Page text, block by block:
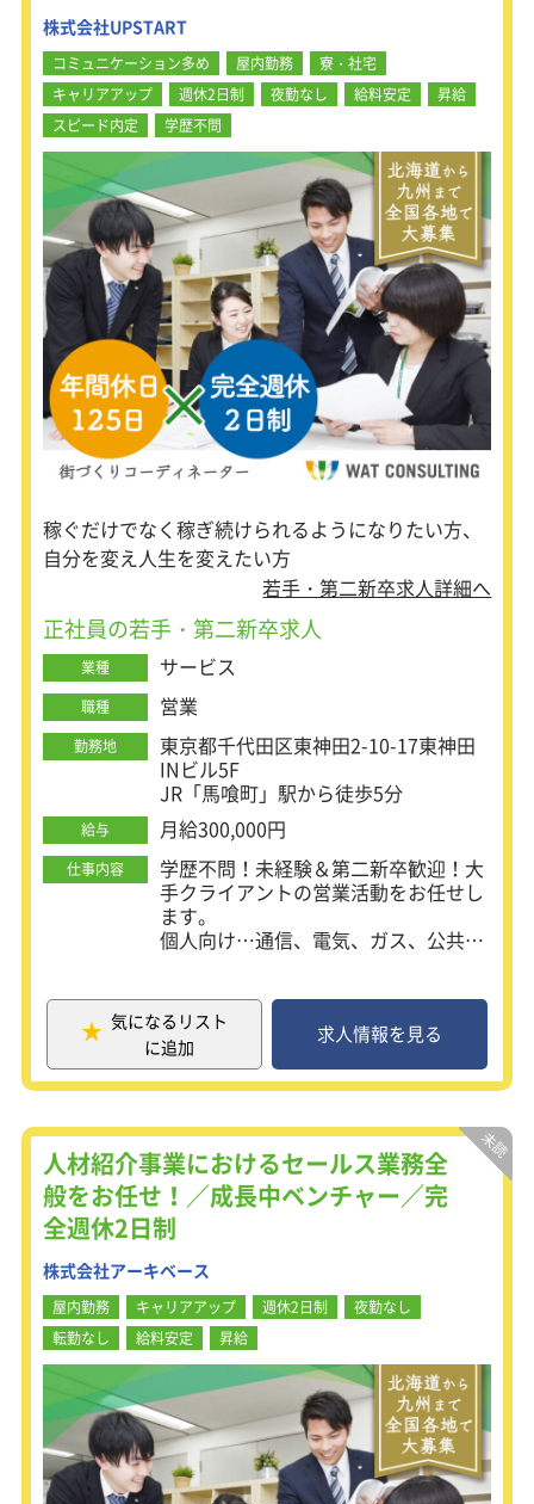
り、解約率は1％と評価も高いのが特
徴です！
～こんな自社サービスも担当頂けます
～
・新卒紹介 ベンチャー・中小企業向
けに新卒学生を紹介。内定承諾率は業
界トップクラスです。
・DYM就職 既卒者・第二新卒の求職
者の採用をサポート。
・DYMテック フリーランスの技術者
紹介に特化したサービスです。
・エグゼパート ベンチャー・中小企
業向けにハイスペック人材やシニア層
を紹介。
・研修制度の設計・運営・レポーティ
ング 組織改善を目的とした研修制度
の設計構築を担当。
・求人広告営業
indeedによる求人広告の営業です。株
indeed広告代理店の中でSilver
Partnersに就任。
2021年1月には世界トップクラスの期
間で最高ランクGold Partnersに昇格
しました。2022年には業界1位を目指
しています。
株式会社UPSTART
コミュニケーション多め 屋内勤務
寮・社宅
キャリアアップ
週休2日制 夜勤なし 給料安定
昇給
スピード内定
学歴不問
稼ぐだけでなく稼ぎ続けられるようになりたい方、
自分を変え人生を変えたい方
若手・第二新卒求人詳細へ
正社員の若手・第二新卒求人
業種 サービス
職種 営業
勤務地
東京都千代田区東神田2-10-17東神田
INビル5F
JR「馬喰町」駅から徒歩5分
給与 月給300,000円
仕事内容
学歴不問！未経験＆第二新卒歓迎！大
手クライアントの営業活動をお任せし
ます。
個人向け…通信、電気、ガス、公共関
バリーサービス等
扱っている商材についてご理解をいた
だくために、個人や法人のお客様に対
ても『商品を売り込む』と言うより
は、お客様のご質問や不安な点に対し
てお答えしていく『説明をすること』
がメインです。初めは慣れない営業ト
ークも、専属の研修担当がしっかりと
2週間の研修を行い、まずは先輩社員
に同行して、実際の営業現場を学びま
す。一人立ちしてからも必ずリーダー
の先輩がつくので、日々わからないこ
となどは報連相をして、毎日振り返り
を行いながらスキルアップを目指しま
す！ご対面するお客様は、一人暮らし
の学生さんや一般的なご家族、年配の
ご夫婦など幅広いため、それぞれの方
にしっかりと耳を傾けることが重要で
す。
気になるリスト
に追加
求人情報を見る
人材紹介事業におけるセールス業務全
般をお任せ！／成長中ベンチャー／完
全週休2日制
株式会社アーキベース
屋内勤務 キャリアアップ 週休2日制
夜勤なし
転勤なし
給料安定 昇給